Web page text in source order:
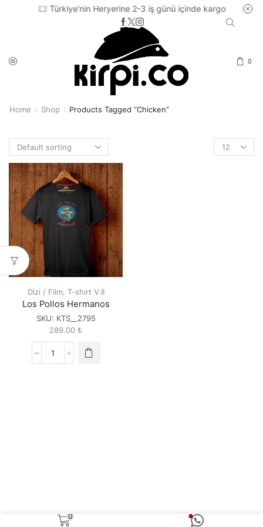
Türkiye'nin Heryerine 2-3 iş günü içinde kargo
0
Home Shop Products Tagged “Chicken”
Products
per
Dizi / Film, T-shırt V.II
Los Pollos Hermanos
SKU: KTS__2795
289.00 ₺
Los
0